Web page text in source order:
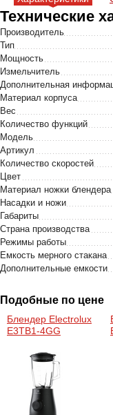
Технические
Производитель
Тип
Мощность
Измельчитель
Дополнительная
Материал корпуса
Вес
Количество функций
Модель
Артикул
Количество скоростей
Цвет
Материал ножки блендера
Насадки и ножи
Габариты
Страна производства
Режимы работы
Емкость мерного стакана
Дополнительные емкости
Подобные по цене
Блендер Electrolux
E3TB1-4GG